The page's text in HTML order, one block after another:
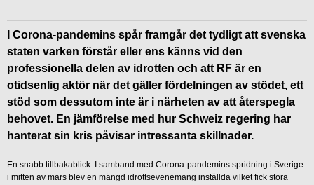
I Corona-pandemins spår framgår det tydligt att svenska
staten varken förstår eller ens känns vid den
professionella delen av idrotten och att RF är en
otidsenlig aktör när det gäller fördelningen av stödet, ett
stöd som dessutom inte är i närheten av att återspegla
behovet. En jämförelse med hur Schweiz regering har
hanterat sin kris påvisar intressanta skillnader.
En snabb tillbakablick. I samband med Corona-pandemins spridning i Sverige
i mitten av mars blev en mängd idrottsevenemang inställda vilket fick stora